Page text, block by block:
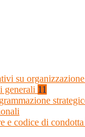
su
generali 11
e codice di condotta